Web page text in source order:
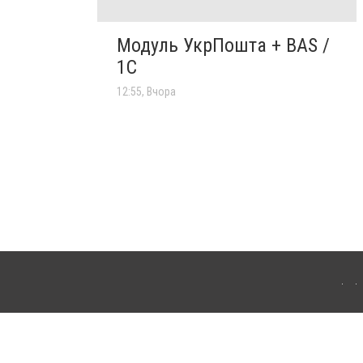
Модуль УкрПошта + BAS /
1C
12:55, Вчора